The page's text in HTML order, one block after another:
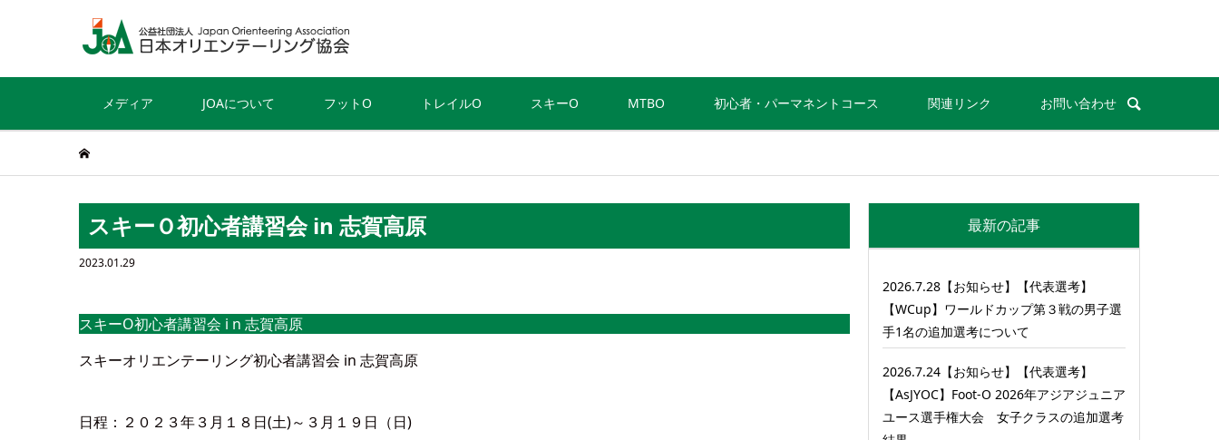
メディア JOAについて フットO トレイルO スキーO MTBO 初心者・パーマネントコース 関連リンク お問い合わせ
スキーＯ初心者講習会 in 志賀高原
2023.01.29
スキーO初心者講習会 i n 志賀高原
スキーオリエンテーリング初心者講習会 in 志賀高原
日程：２０２３年３月１８日(土)～３月１９日（日)
最新の記事
2026.7.28【お知らせ】【代表選考】
【WCup】ワールドカップ第３戦の男子選
手1名の追加選考について
2026.7.24【お知らせ】【代表選考】
【AsJYOC】Foot-O 2026年アジアジュニア
ユース選手権大会 女子クラスの追加選考